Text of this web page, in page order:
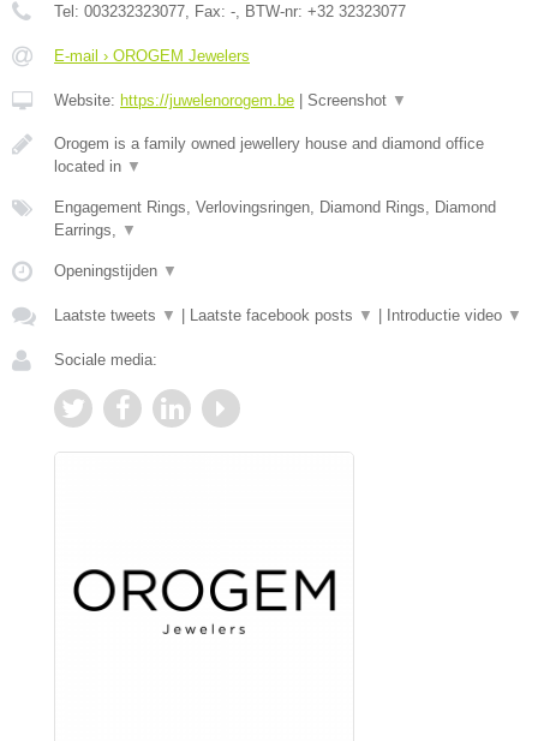
Tel: 003232323077, Fax: -, BTW-nr: +32 32323077
E-mail › OROGEM Jewelers
Website: https://juwelenorogem.be Screenshot ▼
Orogem is a family owned jewellery house and diamond office
located in ▼
Engagement Rings, Verlovingsringen, Diamond Rings, Diamond
Earrings, ▼
Openingstijden ▼
Laatste tweets ▼ Laatste facebook posts ▼ Introductie video ▼
Sociale media: